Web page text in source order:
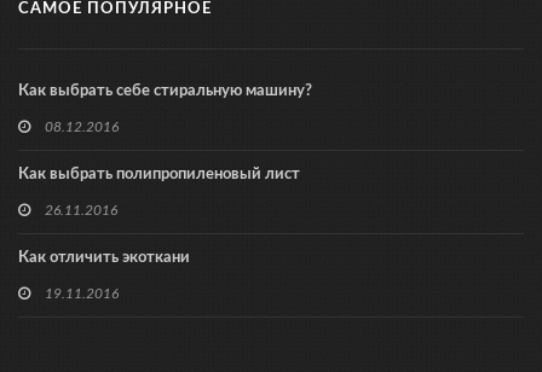
САМОЕ ПОПУЛЯРНОЕ
Как выбрать себе стиральную машину?
08.12.2016
Как выбрать полипропиленовый лист
26.11.2016
Как отличить экоткани
19.11.2016